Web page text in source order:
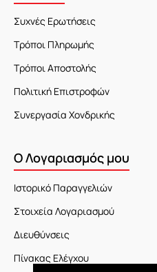
Συχνές Ερωτήσεις
Τρόποι Πληρωμής
Τρόποι Αποστολής
Πολιτική Επιστροφών
Συνεργασία Χονδρικής
Ο Λογαριασμός μου
Ιστορικό Παραγγελιών
Στοιχεία Λογαριασμού
Διευθύνσεις
Πίνακας Ελέγχου